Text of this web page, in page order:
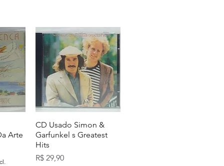
Arte
CD Usado Simon &
Garfunkel s Greatest
Hits
Preço
R$ 29,90